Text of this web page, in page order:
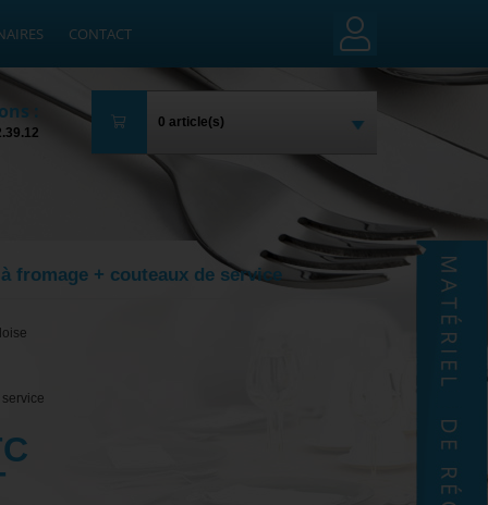
CONTACT
: 0 article(s)
fromage + couteaux de service